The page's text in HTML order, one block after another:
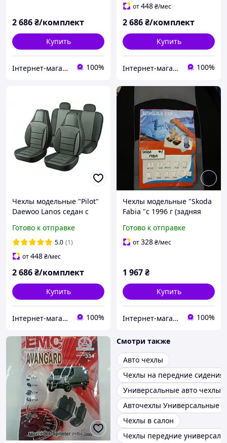
2 686₴/комплект
Купить
Інтернет-магазин "Автостиль Дніпро" 100%
от448₴/мес
2 686₴/комплект
Купить
Інтернет-магазин "Автостиль Дніпро" 100%
Чехлы модельные "Pilot"
Daewoo Lanos седан с
Готово к отправке
5.0 (1)
от448₴/мес
2 686₴/комплект
Купить
Інтернет-магазин "Автостиль Дніпро" 100%
Чехлы модельные "Skoda
Fabia "с 1996 г (задняя
Готово к отправке
от328₴/мес
1 967₴
Купить
Інтернет-магазин "Автостиль Дніпро" 100%
Смотри также
Авто чехлы
Чехлы на передние сидения
Универсальные авто чехлы
Авточехлы Универсальные
Чехлы в салон
Чехлы передние